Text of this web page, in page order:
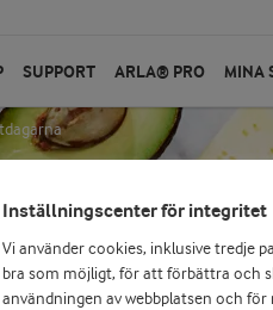
SUPPORT ARLA® PRO MINA
Inställningscenter för integritet
Vi använder cookies, inklusive tredje
bra som möjligt, för att förbättra och
användningen av webbplatsen och